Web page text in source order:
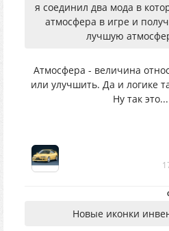
я соединил два мода в
атмосфера в игре и
лучшую
Атмосфера - величина
или улучшить. Да и логике
Ну так
Новые иконки